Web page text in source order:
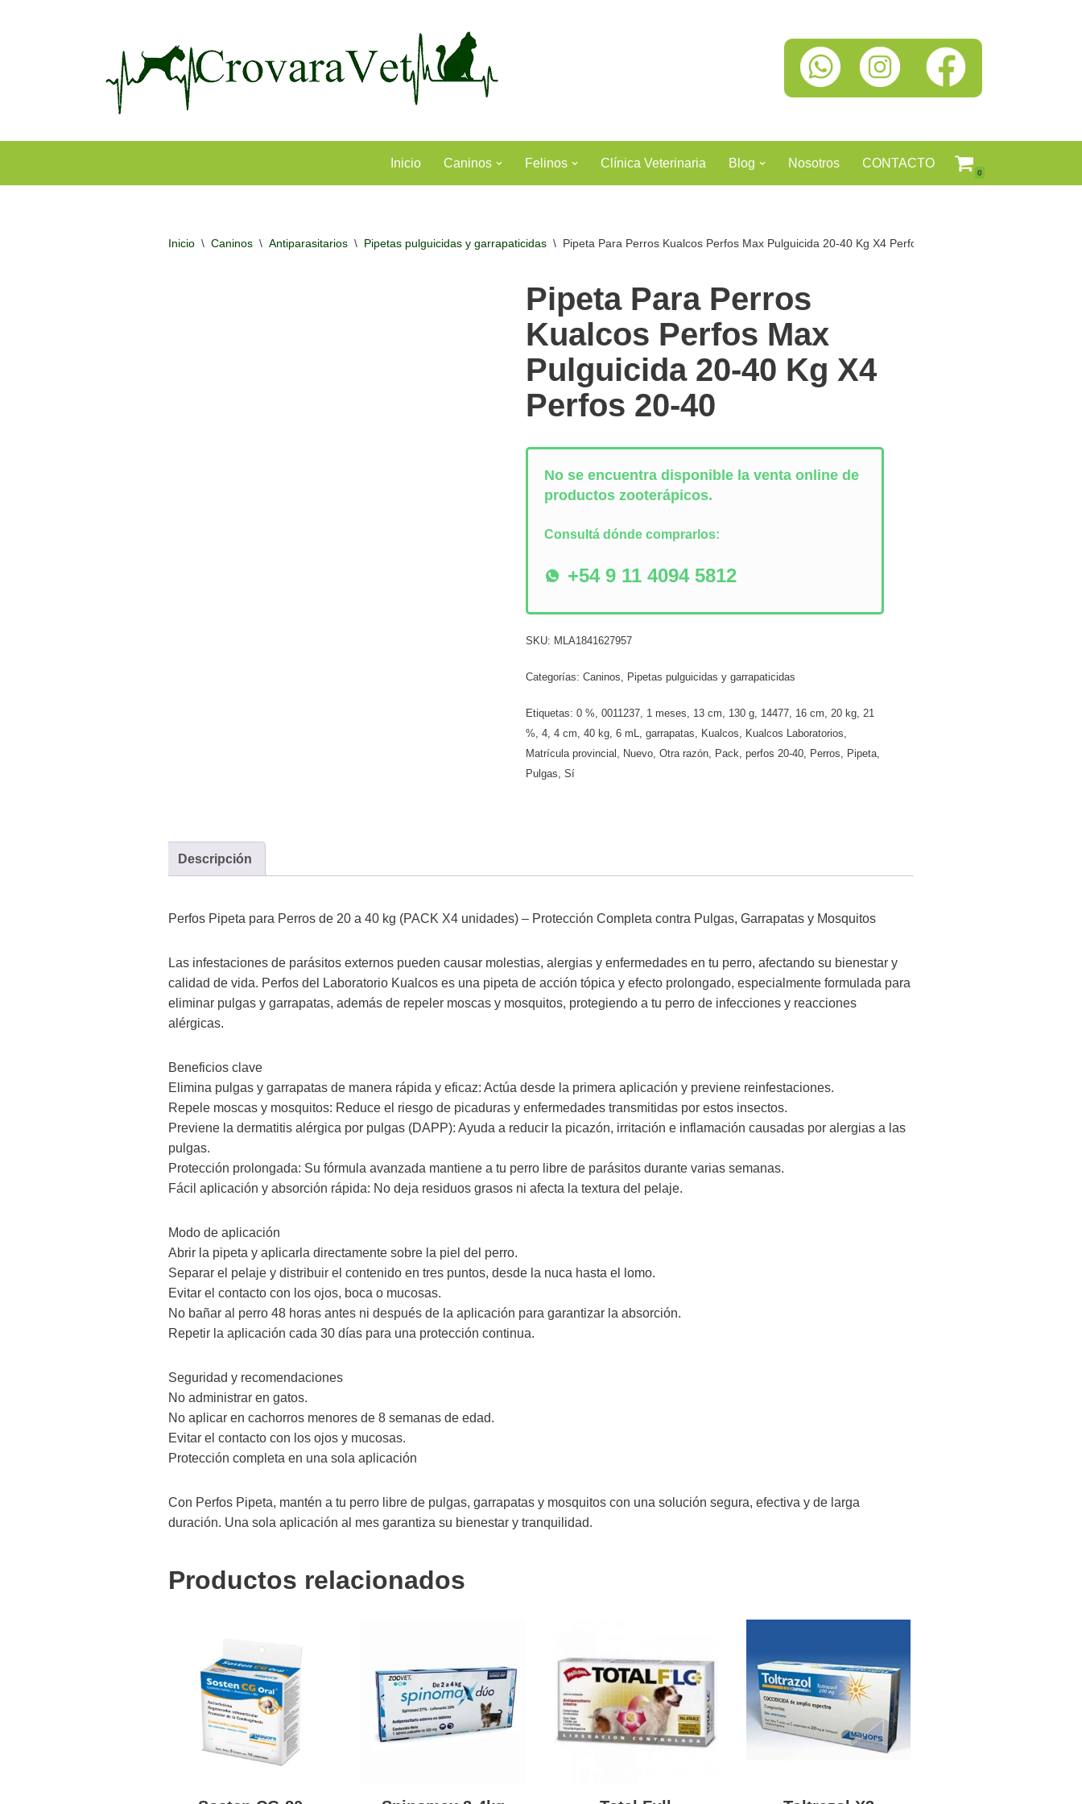
Inicio Caninos Felinos Clínica Veterinaria Blog Nosotros CONTACTO
0
Inicio \ Caninos \ Antiparasitarios \ Pipetas pulguicidas y garrapaticidas \ Pipeta Para Perros Kualcos Perfos Max Pulguicida 20-40 Kg X4 Perfos 20-40
Pipeta Para Perros
Kualcos Perfos Max
Pulguicida 20-40 Kg X4
Perfos 20-40
No se encuentra disponible la venta online de
productos zooterápicos.
Consultá dónde comprarlos:
+54 9 11 4094 5812
SKU: MLA1841627957
Categorías:Caninos, Pipetas pulguicidas y garrapaticidas
Etiquetas:0 %,0011237, 1 meses, 13 cm, 130 g, 14477, 16 cm,20 kg,21
%,4,4 cm,40 kg,6 mL,garrapatas, Kualcos, Kualcos Laboratorios,
Matrícula provincial , Nuevo,Otra razón, Pack,perfos 20-40, Perros, Pipeta,
Pulgas,Sí
Descripción
Perfos Pipeta para Perros de 20 a 40 kg (PACK X4 unidades) – Protección Completa contra Pulgas, Garrapatas y Mosquitos
Las infestaciones de parásitos externos pueden causar molestias, alergias y enfermedades en tu perro, afectando su bienestar y
calidad de vida. Perfos del Laboratorio Kualcos es una pipeta de acción tópica y efecto prolongado, especialmente formulada para
eliminar pulgas y garrapatas, además de repeler moscas y mosquitos, protegiendo a tu perro de infecciones y reacciones
alérgicas.
Beneficios clave
Elimina pulgas y garrapatas de manera rápida y eficaz: Actúa desde la primera aplicación y previene reinfestaciones.
Repele moscas y mosquitos: Reduce el riesgo de picaduras y enfermedades transmitidas por estos insectos.
Previene la dermatitis alérgica por pulgas (DAPP): Ayuda a reducir la picazón, irritación e inflamación causadas por alergias a las
pulgas.
Protección prolongada: Su fórmula avanzada mantiene a tu perro libre de parásitos durante varias semanas.
Fácil aplicación y absorción rápida: No deja residuos grasos ni afecta la textura del pelaje.
Modo de aplicación
Abrir la pipeta y aplicarla directamente sobre la piel del perro.
Separar el pelaje y distribuir el contenido en tres puntos, desde la nuca hasta el lomo.
Evitar el contacto con los ojos, boca o mucosas.
No bañar al perro 48 horas antes ni después de la aplicación para garantizar la absorción.
Repetir la aplicación cada 30 días para una protección continua.
Seguridad y recomendaciones
No administrar en gatos.
No aplicar en cachorros menores de 8 semanas de edad.
Evitar el contacto con los ojos y mucosas.
Protección completa en una sola aplicación
Con Perfos Pipeta, mantén a tu perro libre de pulgas, garrapatas y mosquitos con una solución segura, efectiva y de larga
duración. Una sola aplicación al mes garantiza su bienestar y tranquilidad.
Productos relacionados